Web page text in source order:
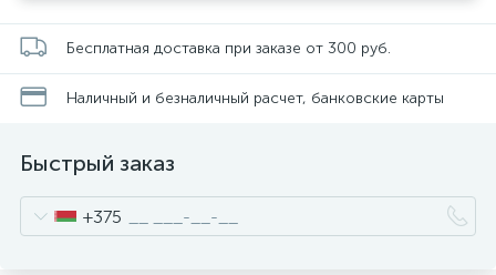
Бесплатная доставка при заказе от 300 руб.
Наличный и безналичный расчет, банковские карты
Быстрый заказ
+375